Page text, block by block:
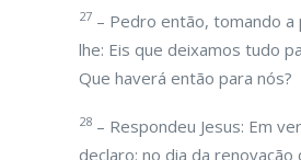
27 – Pedro então, tomando a
lhe: Eis que deixamos tudo
Que haverá então para nós?
28 – Respondeu Jesus: Em
declaro: no dia da renovação